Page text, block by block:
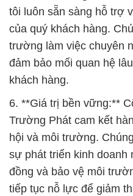
tôi luôn sẵn sàng hỗ trợ
của quý khách hàng.
trường làm việc chuyên
đảm bảo mối quan hệ
khách hàng.
6. **Giá trị bền vững:**
Trường Phát cam kết
hội và môi trường.
sự phát triển kinh doanh
đồng và bảo vệ môi
tiếp tục nỗ lực để giảm